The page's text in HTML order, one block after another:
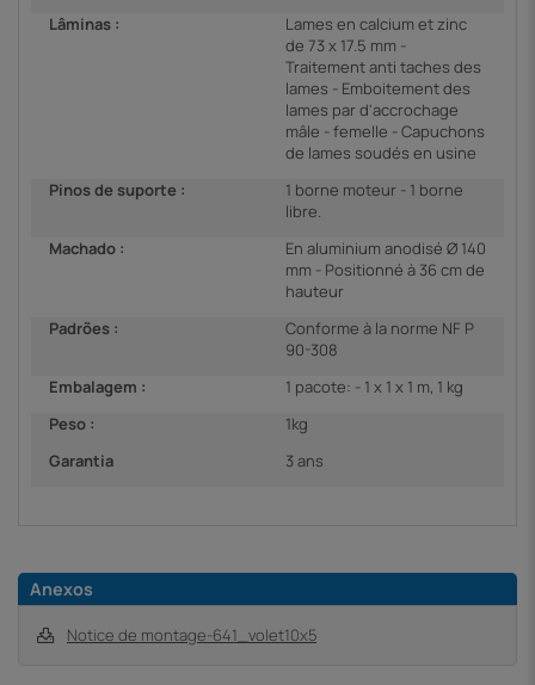
Lâminas :
Lames en calcium et zinc
de 73 x 17.5 mm -
Traitement anti taches des
lames - Emboitement des
lames par d'accrochage
mâle - femelle - Capuchons
de lames soudés en usine
Pinos de suporte :
1 borne moteur - 1 borne
libre.
Machado :
En aluminium anodisé Ø 140
mm - Positionné à 36 cm de
hauteur
Padrões :
Conforme à la norme NF P
90-308
Embalagem :
1 pacote: - 1 x 1 x 1 m, 1 kg
Peso :
1kg
Garantia
3 ans
Anexos
Notice de montage-641_volet10x5